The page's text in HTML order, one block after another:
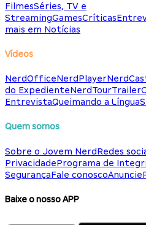
FilmesSéries, TV e
StreamingGamesCríticas
mais em Notícias
Vídeos
NerdOfficeNerdPlayer
do ExpedienteNerdTour
EntrevistaQueimando a Língua
Quem somos
Sobre o Jovem NerdRedes
PrivacidadePrograma de
SegurançaFale conoscoAnuncie
Baixe o nosso APP